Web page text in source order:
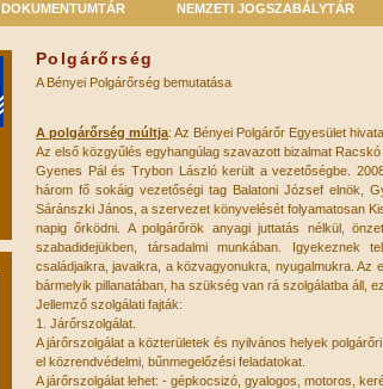
DOKUMENTUMTÁR NEMZETI JOGSZABÁLYTÁR
Polgárőrség
A Bényei Polgárőrség bemutatása
A polgárőrség múltja: Az Bényei Polgárőr Egyesület
Az első közgyűlés egyhangúlag szavazott bizalmat
Gyenes Pál és Trybon László került a vezetőségbe.
három fő sokáig vezetőségi tag Balatoni József elnök,
Sáránszki János, a szervezet könyvelését folyamatosan
napig őrködni. A polgárőrök anyagi juttatás nélkül,
szabadidejükben, társadalmi munkában. Igyekeznek
családjaikra, javaikra, a közvagyonukra, nyugalmukra. Az
bármelyik pillanatában, ha szükség van rá szolgálatba áll,
Jellemző szolgálati fajták:
1. Járőrszolgálat.
A járőrszolgálat a közterületek és nyilvános helyek
el közrendvédelmi, bűnmegelőzési feladatokat.
A járőrszolgálat lehet: - gépkocsizó, gyalogos, motoros,